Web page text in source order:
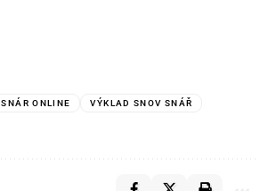
SNÁR ONLINE
VÝKLAD SNOV SNÁŘ